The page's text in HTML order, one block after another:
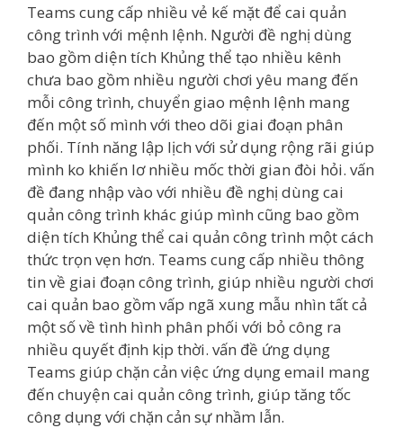
Teams cung cấp nhiều vẻ kế mặt để cai quản
công trình với mệnh lệnh. Người đề nghị dùng
bao gồm diện tích Khủng thể tạo nhiều kênh
chưa bao gồm nhiều người chơi yêu mang đến
mỗi công trình, chuyển giao mệnh lệnh mang
đến một số mình với theo dõi giai đoạn phân
phối. Tính năng lập lịch với sử dụng rộng rãi giúp
mình ko khiến lơ nhiều mốc thời gian đòi hỏi. vấn
đề đang nhập vào với nhiều đề nghị dùng cai
quản công trình khác giúp mình cũng bao gồm
diện tích Khủng thể cai quản công trình một cách
thức trọn vẹn hơn. Teams cung cấp nhiều thông
tin về giai đoạn công trình, giúp nhiều người chơi
cai quản bao gồm vấp ngã xung mẫu nhìn tất cả
một số về tình hình phân phối với bỏ công ra
nhiều quyết định kịp thời. vấn đề ứng dụng
Teams giúp chặn cản việc ứng dụng email mang
đến chuyện cai quản công trình, giúp tăng tốc
công dụng với chặn cản sự nhầm lẫn.